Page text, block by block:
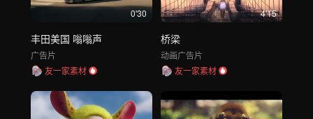
0'30
丰田美国 嗡嗡声
广告片
友一家素材
4'15
桥梁
动画广告片
友一家素材